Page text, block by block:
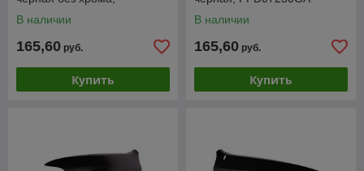
В наличии
165,60 руб.
Купить
В наличии
165,60 руб.
Купить